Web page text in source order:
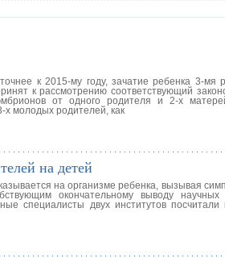
к 2015-му году, зачатие ребенка 3-мя
к рассмотрению соответствующий
от одного родителя и 2-х
молодых родителей, как
на детей
на организме ребенка, вызывая
окончательному выводу научных
специалисты двух институтов